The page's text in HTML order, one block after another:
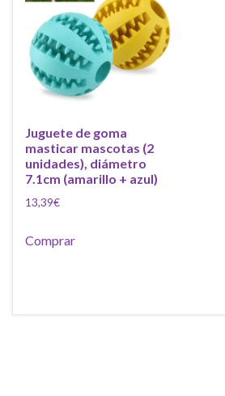
Juguete de goma
masticar mascotas (2
unidades), diámetro
7.1cm (amarillo + azul)
13,39€
Comprar